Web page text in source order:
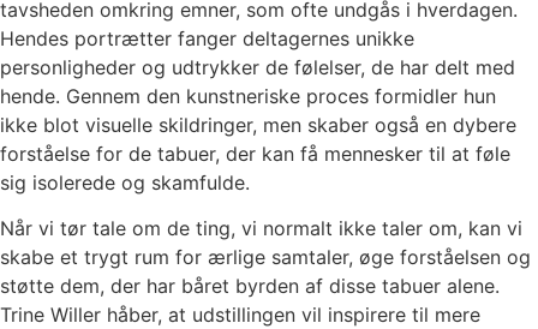
tavsheden omkring emner, som ofte undgås i hverdagen.
Hendes portrætter fanger deltagernes unikke
personligheder og udtrykker de følelser, de har delt med
hende. Gennem den kunstneriske proces formidler hun
ikke blot visuelle skildringer, men skaber også en dybere
forståelse for de tabuer, der kan få mennesker til at føle
sig isolerede og skamfulde.
Når vi tør tale om de ting, vi normalt ikke taler om, kan vi
skabe et trygt rum for ærlige samtaler, øge forståelsen og
støtte dem, der har båret byrden af disse tabuer alene.
Trine Willer håber, at udstillingen vil inspirere til mere